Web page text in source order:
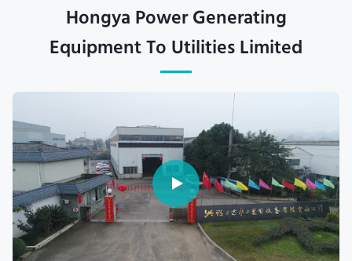
Hongya Power Generating
Equipment To Utilities Limited